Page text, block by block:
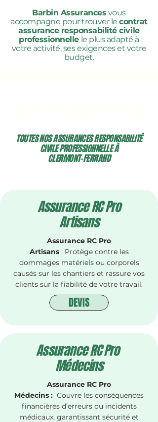
Barbin Assurances vous
accompagne pour trouver lecontrat
assurance responsabilité civile
professionnellele plus adapté à
votre activité, ses exigences et votre
budget.
TOUTES NOS ASSURANCES RESPONSABILITÉ
CIVILE PROFESSIONNELLE À
CLERMONT-FERRAND
Assurance RC Pro
Artisans
Assurance RC Pro
Artisans: Protège contre les
dommages matériels ou corporels
causés sur les chantiers et rassure vos
clients sur la fiabilité de votre travail.
DEVIS
Assurance RC Pro
Médecins
Assurance RC Pro
Médecins : Couvre les conséquences
financières d’erreurs ou incidents
médicaux, garantissant sécurité et